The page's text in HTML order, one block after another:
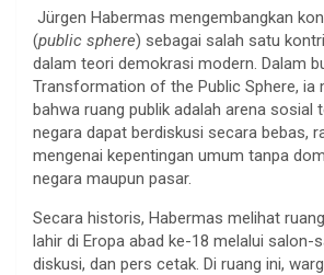
Jürgen Habermas mengembangkan
(public sphere) sebagai salah satu
dalam teori demokrasi modern. Dalam
Transformation of the Public Sphere, ia
bahwa ruang publik adalah arena sosial
negara dapat berdiskusi secara bebas,
mengenai kepentingan umum tanpa
negara maupun pasar.
Secara historis, Habermas melihat
lahir di Eropa abad ke-18 melalui salon-
diskusi, dan pers cetak. Di ruang ini,